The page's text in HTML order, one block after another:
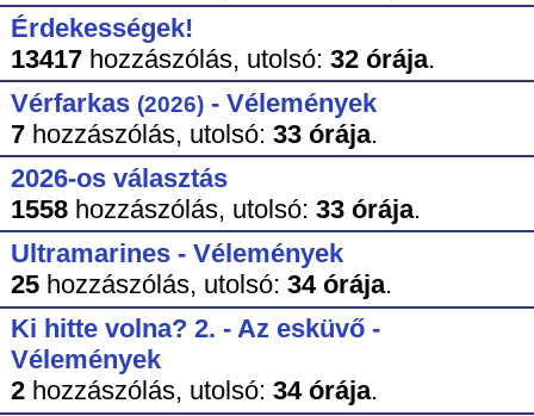
Érdekességek!
13417hozzászólás, utolsó: 32 órája.
Vérfarkas (2026)- Vélemények
7hozzászólás, utolsó: 33 órája.
2026-os választás
1558hozzászólás, utolsó: 33 órája.
Ultramarines - Vélemények
25hozzászólás, utolsó: 34 órája.
Ki hitte volna? 2. - Az esküvő -
Vélemények
2hozzászólás, utolsó: 34 órája.